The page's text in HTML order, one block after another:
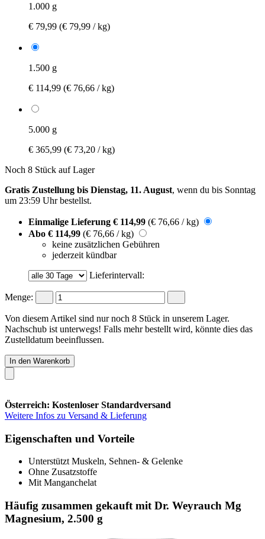
1.000 g
€ 79,99 (€ 79,99 / kg)
1.500 g
€ 114,99 (€ 76,66 / kg)
5.000 g
€ 365,99 (€ 73,20 / kg)
Noch 8 Stück auf Lager
Gratis Zustellung bis Dienstag, 11. August, wenn du bis Sonntag
um 23:59 Uhrbestellst.
Einmalige Lieferung € 114,99 (€ 76,66 / kg)
Abo € 114,99 (€ 76,66 / kg)
keine zusätzlichen Gebühren
jederzeit kündbar
Lieferintervall:
Menge:
Von diesem Artikel sind nur noch 8 Stück in unserem Lager.
Nachschub ist unterwegs! Falls mehr bestellt wird, könnte dies das
Zustelldatum beeinflussen.
In den Warenkorb
Österreich: Kostenloser Standardversand
Weitere Infos zu Versand & Lieferung
Eigenschaften und Vorteile
Unterstützt Muskeln, Sehnen- & Gelenke
Ohne Zusatzstoffe
Mit Manganchelat
Häufig zusammen gekauft mit Dr. Weyrauch Mg
Magnesium, 2.500 g